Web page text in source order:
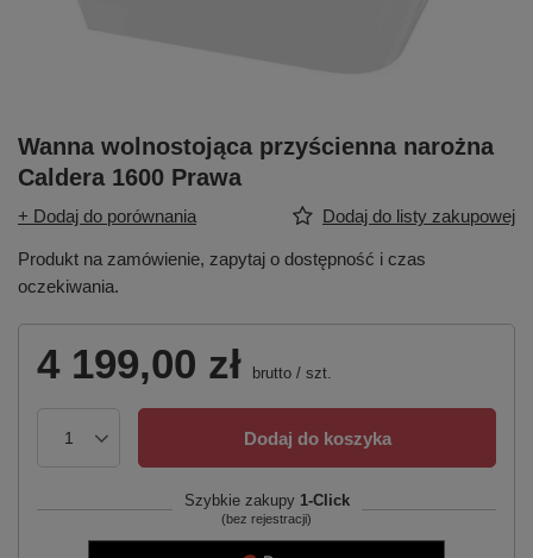
Wanna wolnostojąca przyścienna narożna
Caldera 1600 Prawa
+ Dodaj do porównania Dodaj do listy zakupowej
Produkt na zamówienie, zapytaj o dostępność i czas
oczekiwania.
4 199,00 zł brutto / szt.
Dodaj do koszyka
Szybkie zakupy 1-Click
(bez rejestracji)